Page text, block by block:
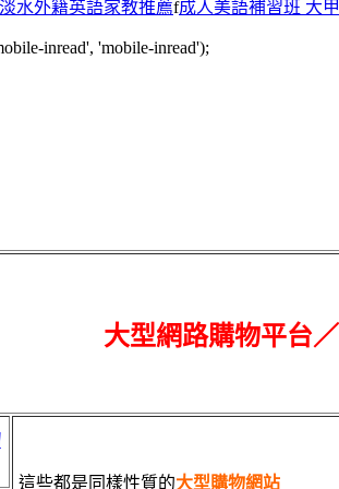
淡水外籍英語家教推薦f成人美語補習班 大甲
inread', 'mobile-inread');
大型網路購物平台
這些都是同樣性質的大型購物網站